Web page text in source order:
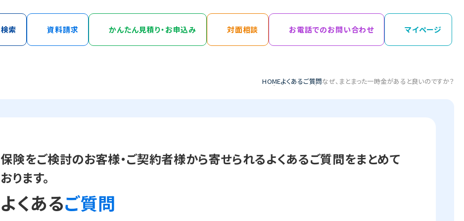
検索 資料請求 かんたん見積り・お申込み 対面相談 お電話でのお問い合わせ
※ 土曜日・日曜日・年末年始を除く
お電話の内容はお客様からのご質問やご要望などを正確に把握するため、通話内容を録音しております。あらかじめご了承
ください。
マイページ
HOMEよくあるご質問なぜ、まとまった一時金があると良いのですか？
保険をご検討のお客様・ご契約者様から寄せられるよくあるご質問をまとめて
おります。
よくあるご質問